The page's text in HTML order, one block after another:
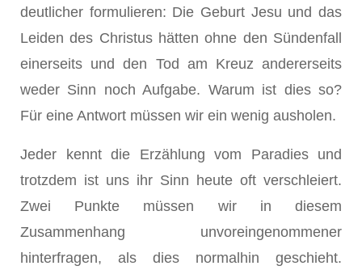
deutlicher formulieren: Die Geburt Jesu und das
Leiden des Christus hätten ohne den Sündenfall
einerseits und den Tod am Kreuz andererseits
weder Sinn noch Aufgabe. Warum ist dies so?
Für eine Antwort müssen wir ein wenig ausholen.
Jeder kennt die Erzählung vom Paradies und
trotzdem ist uns ihr Sinn heute oft verschleiert.
Zwei Punkte müssen wir in diesem
Zusammenhang unvoreingenommener
hinterfragen, als dies normalhin geschieht.